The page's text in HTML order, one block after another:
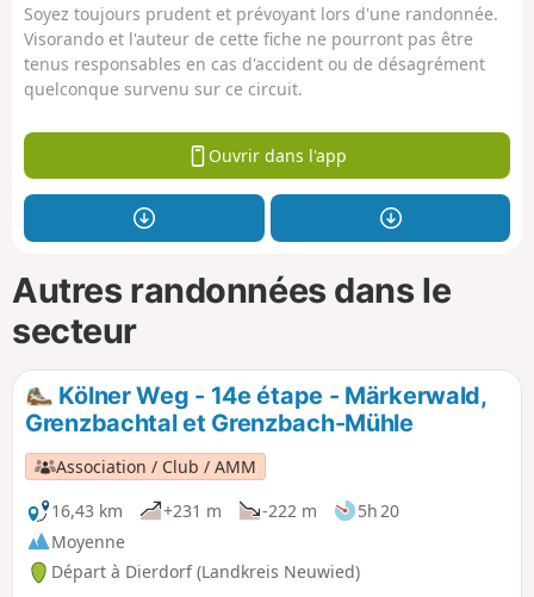
Soyez toujours prudent et prévoyant lors d'une randonnée.
Visorando et l'auteur de cette fiche ne pourront pas être
tenus responsables en cas d'accident ou de désagrément
quelconque survenu sur ce circuit.
Ouvrir dans l'app
Autres randonnées dans le
secteur
Kölner Weg - 14e étape - Märkerwald,
Grenzbachtal et Grenzbach-Mühle
Association / Club / AMM
16,43 km
+231 m -222 m
5h 20
Moyenne
Départ à Dierdorf (Landkreis Neuwied)